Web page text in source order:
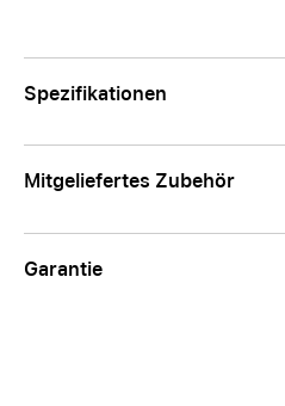
Spezifikationen
Mitgeliefertes Zubehör
Garantie